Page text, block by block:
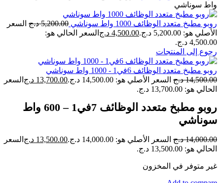
واط سوناشي
روبو مطبخ متعدد الوظائف 1000 واط سوناشي 5,200.00 د.ج السعر
الأصلي هو: 5,200.00 د.ج.
4,500.00 د.ج السعر الحالي هو:
4,500.00 د.ج.
رجوع إلى المنتجات
روبو مطبخ متعدد الوظائف 6في1 - 1000 واط سوناشي
14,500.00 د.ج السعر الأصلي هو: 14,500.00 د.ج. 13,700.00 د.ج السعر
الحالي هو: 13,700.00 د.ج.
روبو مطبخ متعدد الوظائف 7في1 – 600 واط
سوناشي
14,000.00 د.ج السعر الأصلي هو: 14,000.00 د.ج. 13,500.00 د.ج السعر
الحالي هو: 13,500.00 د.ج.
غير متوفر في المخزون